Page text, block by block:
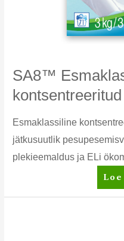
SA8™
Esmaklassiline
jätkusuutlik
plekieemaldus ja ELi